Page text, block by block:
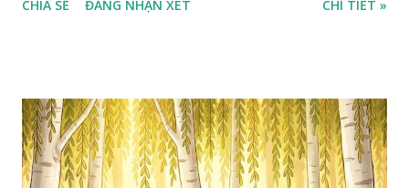
CHIA SẺ ĐĂNG NHẬN XÉT CHI TIẾT »